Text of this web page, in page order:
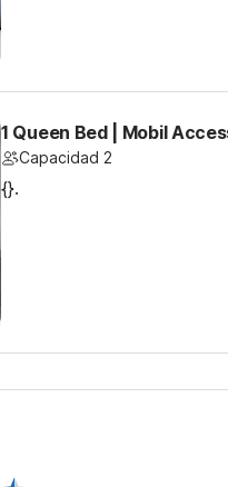
1 Queen Bed | Mobil
Capacidad 2
{}.